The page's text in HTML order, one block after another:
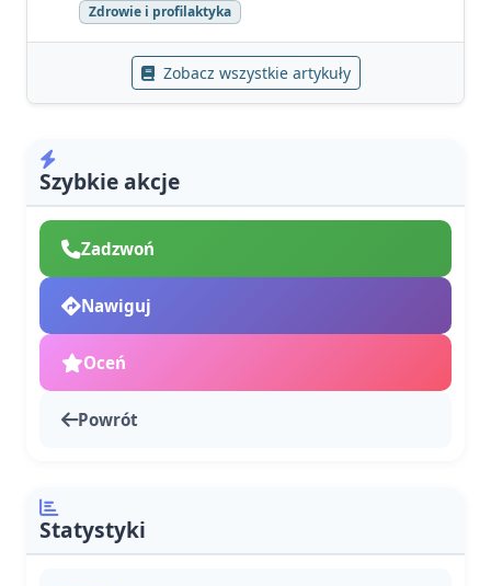
Zdrowie i profilaktyka
Zobacz wszystkie artykuły
Szybkie akcje
Zadzwoń
Nawiguj
Oceń
Powrót
Statystyki